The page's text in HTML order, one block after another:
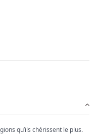
qu’ils chérissent le plus.